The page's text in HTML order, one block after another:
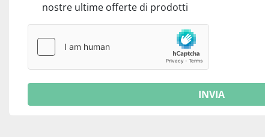
nostre ultime offerte di prodotti
INVIA